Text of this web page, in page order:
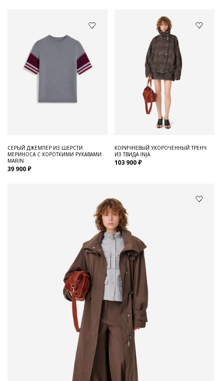
СЕРЫЙ ДЖЕМПЕР ИЗ ШЕРСТИ
МЕРИНОСА С КОРОТКИМИ РУКАВАМИ
MARIN
39 900 ₽
КОРИЧНЕВЫЙ УКОРОЧЕННЫЙ ТРЕНЧ
ИЗ ТВИДА INJA
103 900 ₽